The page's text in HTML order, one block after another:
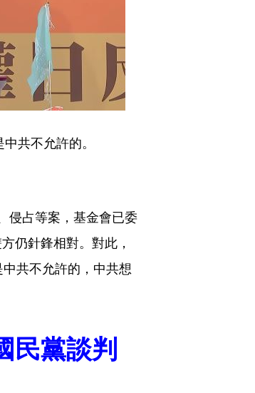
共不允許的。
侵占等案，基金會已委
仍針鋒相對。對此，
共不允許的，中共想
民黨談判